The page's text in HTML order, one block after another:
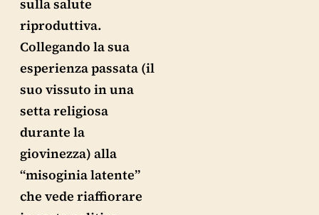
sulla salute
riproduttiva.
Collegando la sua
esperienza passata (il
suo vissuto in una
setta religiosa
durante la
giovinezza) alla
“misoginia latente”
che vede riaffiorare